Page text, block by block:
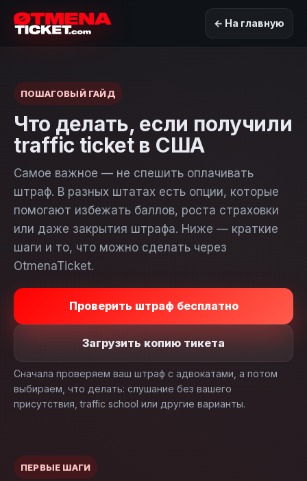
← На главную
ПОШАГОВЫЙ ГАЙД
Что делать, если получили
traffic ticket в США
Самое важное — не спешить оплачивать
штраф. В разных штатах есть опции, которые
помогают избежать баллов, роста страховки
или даже закрытия штрафа. Ниже — краткие
шаги и то, что можно сделать через
OtmenaTicket.
Проверить штраф бесплатно
Загрузить копию тикета
Сначала проверяем ваш штраф с адвокатами, а потом
выбираем, что делать: слушание без вашего
присутствия, traffic school или другие варианты.
ПЕРВЫЕ ШАГИ